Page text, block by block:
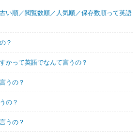
い順／閲覧数順／人気順／保存数順って英語
？
かって英語でなんて言うの？
うの？
の？
うの？